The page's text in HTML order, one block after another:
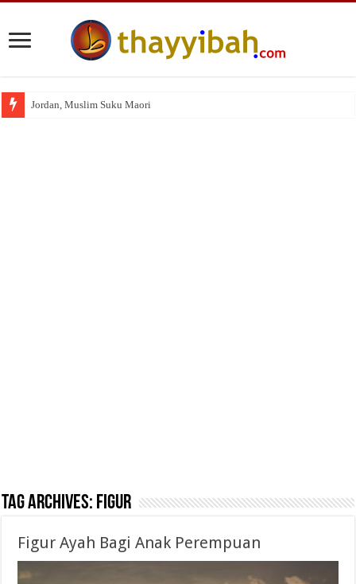
Jordan, Muslim Suku Maori
Tag Archives: Figur
Figur Ayah Bagi Anak Perempuan